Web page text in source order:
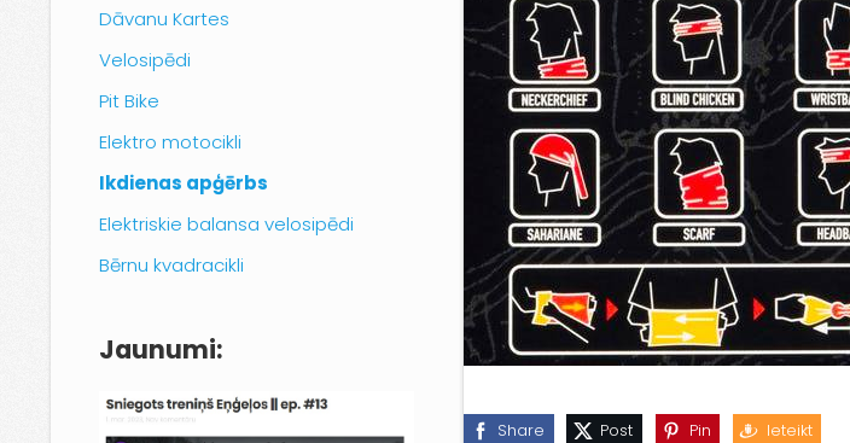
Dāvanu Kartes
Velosipēdi
Pit Bike
Elektro motocikli
Ikdienas apģērbs
Elektriskie balansa velosipēdi
Bērnu kvadracikli
Jaunumi:
Share Post Pin Ieteikt